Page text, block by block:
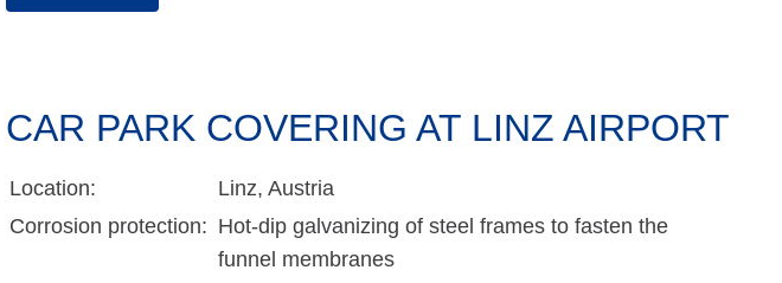
CAR PARK COVERING AT LINZ AIRPORT
Location:
Linz, Austria
Corrosion protection: Hot-dip galvanizing of steel frames to fasten the
funnel membranes